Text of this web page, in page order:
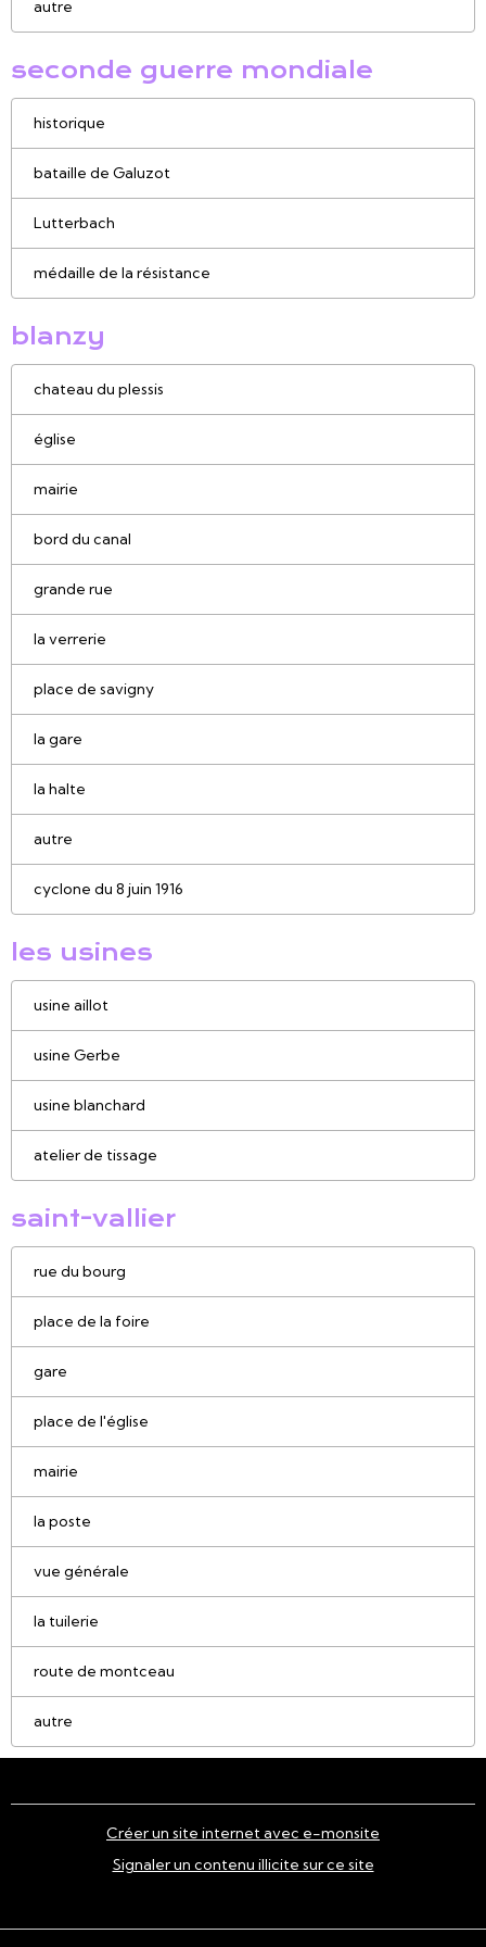
autre
seconde guerre mondiale
historique
bataille de Galuzot
Lutterbach
médaille de la résistance
blanzy
chateau du plessis
église
mairie
bord du canal
grande rue
la verrerie
place de savigny
la gare
la halte
autre
cyclone du 8 juin 1916
les usines
usine aillot
usine Gerbe
usine blanchard
atelier de tissage
saint-vallier
rue du bourg
place de la foire
gare
place de l'église
mairie
la poste
vue générale
la tuilerie
route de montceau
autre
Créer un site internet avec e-monsite
Signaler un contenu illicite sur ce site